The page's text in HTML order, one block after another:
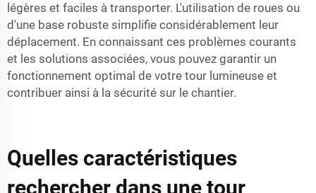
légères et faciles à transporter. L'utilisation de roues ou
d'une base robuste simplifie considérablement leur
déplacement. En connaissant ces problèmes courants
et les solutions associées, vous pouvez garantir un
fonctionnement optimal de votre tour lumineuse et
contribuer ainsi à la sécurité sur le chantier.
Quelles caractéristiques
rechercher dans une tour